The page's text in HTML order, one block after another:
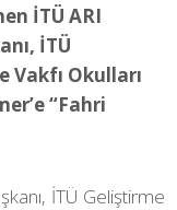
İTÜ ARI
İTÜ
Vakfı Okulları
“Fahri
İTÜ Geliştirme